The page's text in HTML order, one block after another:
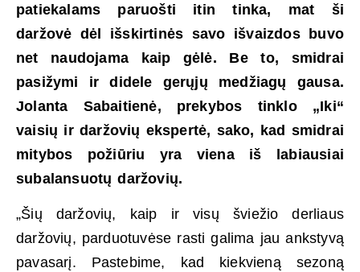
patiekalams paruošti itin tinka, mat ši
daržovė dėl išskirtinės savo išvaizdos buvo
net naudojama kaip gėlė. Be to, smidrai
pasižymi ir didele gerųjų medžiagų gausa.
Jolanta Sabaitienė, prekybos tinklo „Iki“
vaisių ir daržovių ekspertė, sako, kad smidrai
mitybos požiūriu yra viena iš labiausiai
subalansuotų daržovių.
„Šių daržovių, kaip ir visų šviežio derliaus
daržovių, parduotuvėse rasti galima jau ankstyvą
pavasarį. Pastebime, kad kiekvieną sezoną